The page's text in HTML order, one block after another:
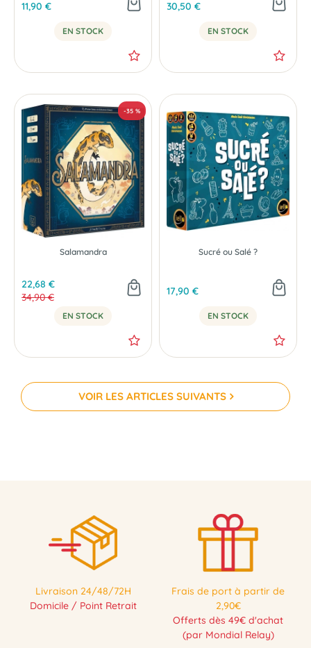
11,90 €
EN STOCK
30,50 €
EN STOCK
Salamandra
22,68 €
34,90 €
EN STOCK
Sucré ou Salé ?
17,90 €
EN STOCK
VOIR LES ARTICLES SUIVANTS
Livraison 24/48/72H
Domicile / Point Retrait
Frais de port à partir de
2,90€
Offerts dès 49€ d'achat
(par Mondial Relay)